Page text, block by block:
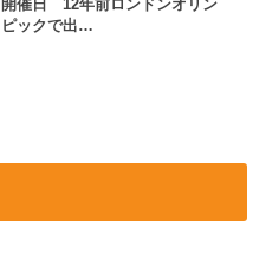
開催日 12年前ロンドンオリン
ピックで出…